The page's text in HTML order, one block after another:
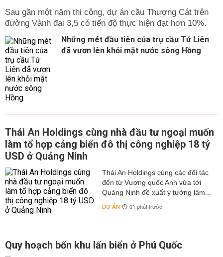
Sau gần một năm thi công, dự án cầu Thượng Cát trên
đường Vành đai 3,5 có tiến độ thực hiện đạt hơn 10%.
Những mét đầu tiên của trụ cầu Tứ Liên
đã vươn lên khỏi mặt nước sông Hồng
Thái An Holdings cùng nhà đầu tư ngoại muốn
làm tổ hợp cảng biển đô thị công nghiệp 18 tỷ
USD ở Quảng Ninh
Thái An Holdings cùng các đối tác
đến từ Vương quốc Anh vừa tới
Quảng Ninh đề xuất ý tưởng làm...
DỰ ÁN 01 phút trước
Quy hoạch bốn khu lấn biển ở Phú Quốc